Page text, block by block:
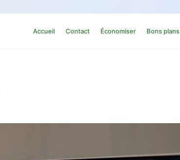
Accueil Contact Économiser Bons plans